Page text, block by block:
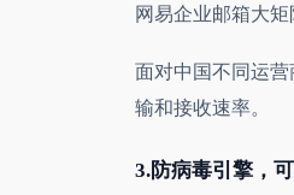
网易企业邮箱大
面对中国不同运
输和接收速率。
3.防病毒引擎，